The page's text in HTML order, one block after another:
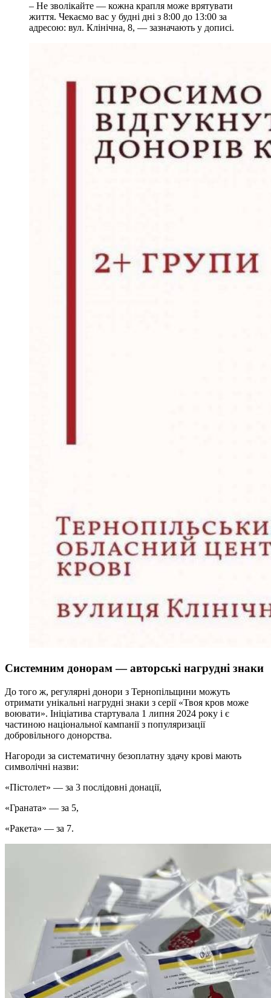
– Не зволікайте — кожна крапля може врятувати
життя. Чекаємо вас у будні дні з 8:00 до 13:00 за
адресою: вул. Клінічна, 8, — зазначають у дописі.
Системним донорам — авторські нагрудні знаки
До того ж, регулярні донори з Тернопільщини можуть
отримати унікальні нагрудні знаки з серії «Твоя кров може
воювати». Ініціатива стартувала 1 липня 2024 року і є
частиною національної кампанії з популяризації
добровільного донорства.
Нагороди за систематичну безоплатну здачу крові мають
символічні назви:
«Пістолет» — за 3 послідовні донації,
«Граната» — за 5,
«Ракета» — за 7.